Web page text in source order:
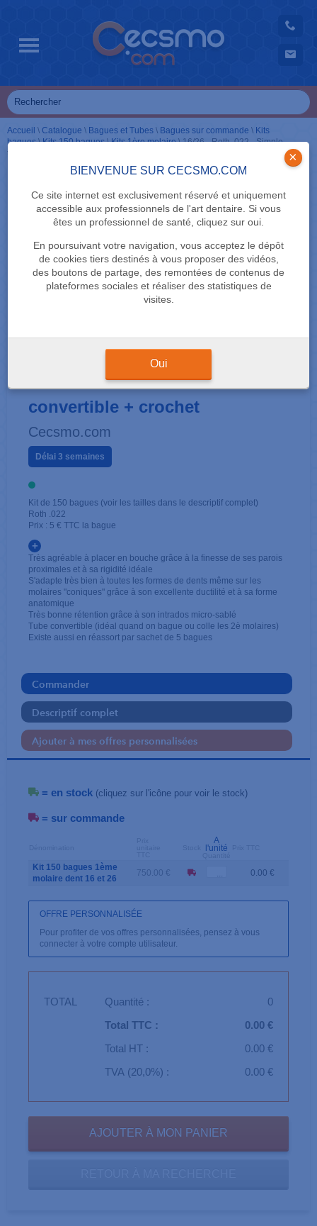
BIENVENUE SUR CECSMO.COM
Ce site internet est exclusivement réservé et uniquement
accessible aux professionnels de l'art dentaire. Si vous
êtes un professionnel de santé, cliquez sur oui.
En poursuivant votre navigation, vous acceptez le dépôt
de cookies tiers destinés à vous proposer des vidéos,
des boutons de partage, des remontées de contenus de
plateformes sociales et réaliser des statistiques de
visites.
×
Oui
Accueil \ Catalogue \ Bagues et Tubes \ Bagues sur commande \ Kits
bagues\Kits 150 bagues\Kits 1ère molaire\16/26 - Roth .022 - Simple
tube convertible + crochet
KITS 1ÈRE MOLAIRE
16/26 - Roth .022 - Simple tube
convertible + crochet
Cecsmo.com
Délai 3 semaines
Kit de 150 bagues (voir les tailles dans le descriptif complet)
Roth .022
Prix : 5 € TTC la bague
+
Très agréable à placer en bouche grâce à la finesse de ses parois
proximales et à sa rigidité idéale
S'adapte très bien à toutes les formes de dents même sur les
molaires "coniques" grâce à son excellente ductilité et à sa forme
anatomique
Très bonne rétention grâce à son intrados micro-sablé
Tube convertible (idéal quand on bague ou colle les 2è molaires)
Existe aussi en réassort par sachet de 5 bagues
Commander
Descriptif complet
Ajouter à mes offres personnalisées
= en stock (cliquez sur l'icône pour voir le stock)
= sur commande
A
l'unité
Kit 150 bagues 1ème
molaire dent 16 et 26
750.00 € 0.00 €
OFFRE PERSONNALISÉE
Pour profiter de vos offres personnalisées, pensez à vous
connecter à votre compte utilisateur.
TOTAL Quantité :
0
Total TTC :
0.00 €
Total HT :
0.00 €
TVA (20,0%) :
0.00 €